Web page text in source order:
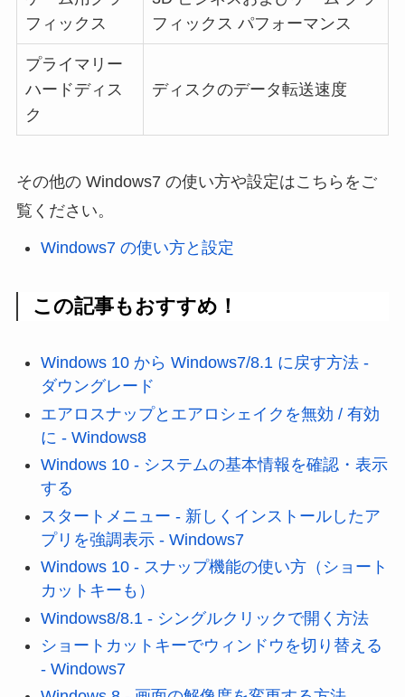
フィックス
フィックス パフォーマンス
プライマリー
ハードディス
ク
ディスクのデータ転送速度
その他の Windows7 の使い方や設定はこちらをご
覧ください。
Windows7 の使い方と設定
この記事もおすすめ！
Windows 10 から Windows7/8.1 に戻す方法 -
ダウングレード
エアロスナップとエアロシェイクを無効 / 有効
に - Windows8
Windows 10 - システムの基本情報を確認・表示
する
スタートメニュー - 新しくインストールしたア
プリを強調表示 - Windows7
Windows 10 - スナップ機能の使い方（ショート
カットキーも）
Windows8/8.1 - シングルクリックで開く方法
ショートカットキーでウィンドウを切り替える
- Windows7